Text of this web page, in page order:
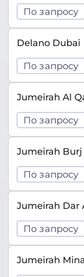
По запросу
Delano Dubai
По запросу
Jumeirah Al
По запросу
Jumeirah Burj
По запросу
Jumeirah Dar
По запросу
Jumeirah